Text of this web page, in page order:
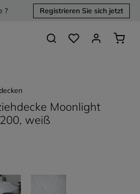
? Registrieren Sie sich jetzt
Du hast 0 Produkte
Moonlight
weiß